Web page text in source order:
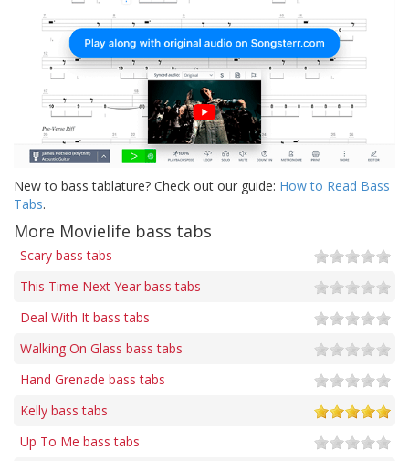
New to bass tablature? Check out our guide: How to Read Bass
Tabs.
More Movielife bass tabs
Scary bass tabs
This Time Next Year bass tabs
Deal With It bass tabs
Walking On Glass bass tabs
Hand Grenade bass tabs
Kelly bass tabs
Up To Me bass tabs